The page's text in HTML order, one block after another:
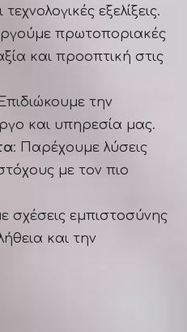
εξελίξεις.
πρωτοποριακές
και προοπτική στις
την
και υπηρεσία μας.
: Παρέχουμε λύσεις
με τον πιο
σχέσεις εμπιστοσύνης
και την